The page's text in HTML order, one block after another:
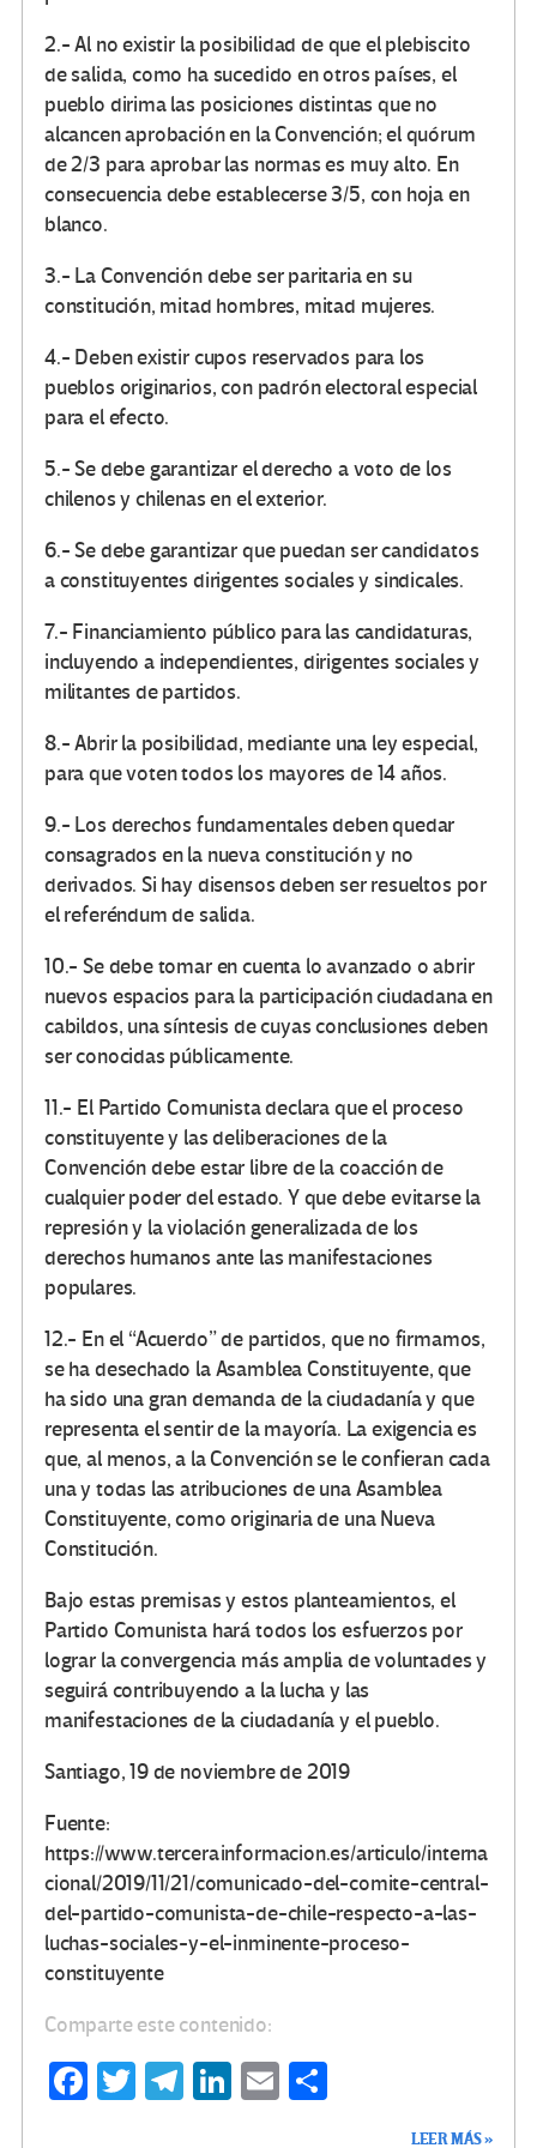
2.- Al no existir la posibilidad de que el plebiscito
de salida, como ha sucedido en otros países, el
pueblo dirima las posiciones distintas que no
alcancen aprobación en la Convención; el quórum
de 2/3 para aprobar las normas es muy alto. En
consecuencia debe establecerse 3/5, con hoja en
blanco.
3.- La Convención debe ser paritaria en su
constitución, mitad hombres, mitad mujeres.
4.- Deben existir cupos reservados para los
pueblos originarios, con padrón electoral especial
para el efecto.
5.- Se debe garantizar el derecho a voto de los
chilenos y chilenas en el exterior.
6.- Se debe garantizar que puedan ser candidatos
a constituyentes dirigentes sociales y sindicales.
7.- Financiamiento público para las candidaturas,
incluyendo a independientes, dirigentes sociales y
militantes de partidos.
8.- Abrir la posibilidad, mediante una ley especial,
para que voten todos los mayores de 14 años.
9.- Los derechos fundamentales deben quedar
consagrados en la nueva constitución y no
derivados. Si hay disensos deben ser resueltos por
el referéndum de salida.
10.- Se debe tomar en cuenta lo avanzado o abrir
nuevos espacios para la participación ciudadana en
cabildos, una síntesis de cuyas conclusiones deben
ser conocidas públicamente.
11.- El Partido Comunista declara que el proceso
constituyente y las deliberaciones de la
Convención debe estar libre de la coacción de
cualquier poder del estado. Y que debe evitarse la
represión y la violación generalizada de los
derechos humanos ante las manifestaciones
populares.
12.- En el “Acuerdo” de partidos, que no firmamos,
se ha desechado la Asamblea Constituyente, que
ha sido una gran demanda de la ciudadanía y que
representa el sentir de la mayoría. La exigencia es
que, al menos, a la Convención se le confieran cada
una y todas las atribuciones de una Asamblea
Constituyente, como originaria de una Nueva
Constitución.
Bajo estas premisas y estos planteamientos, el
Partido Comunista hará todos los esfuerzos por
lograr la convergencia más amplia de voluntades y
seguirá contribuyendo a la lucha y las
manifestaciones de la ciudadanía y el pueblo.
Santiago, 19 de noviembre de 2019
Fuente:
https://www.tercerainformacion.es/articulo/interna
cional/2019/11/21/comunicado-del-comite-central-
del-partido-comunista-de-chile-respecto-a-las-
luchas-sociales-y-el-inminente-proceso-
constituyente
Comparte este contenido:
Fa T
Te
Li
E
LEER MÁS »